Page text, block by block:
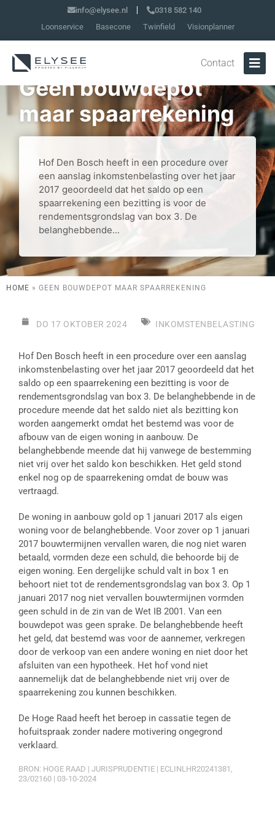
info@elysee.nl
0318 582 140
Loonservice
Basecone Twinfield Visionplanner
Contact
Geen bouwdepot
maar spaarrekening
Hof Den Bosch heeft in een procedure over
een aanslag inkomstenbelasting over het jaar
2017 geoordeeld dat het saldo op een
spaarrekening een bezitting is voor de
rendementsgrondslag van box 3. De
belanghebbende...
HOME » GEEN BOUWDEPOT MAAR SPAARREKENING
DO 17 OKTOBER 2024 INKOMSTENBELASTING
Hof Den Bosch heeft in een procedure over een aanslag
inkomstenbelasting over het jaar 2017 geoordeeld dat het
saldo op een spaarrekening een bezitting is voor de
rendementsgrondslag van box 3. De belanghebbende in de
procedure meende dat het saldo niet als bezitting kon
worden aangemerkt omdat het bestemd was voor de
afbouw van de eigen woning in aanbouw. De
belanghebbende meende dat hij vanwege de bestemming
niet vrij over het saldo kon beschikken. Het geld stond
enkel nog op de spaarrekening omdat de bouw was
vertraagd.
De woning in aanbouw gold op 1 januari 2017 als eigen
woning voor de belanghebbende. Voor zover op 1 januari
2017 bouwtermijnen vervallen waren, die nog niet waren
betaald, vormden deze een schuld, die behoorde bij de
eigen woning. Een dergelijke schuld valt in box 1 en
behoort niet tot de rendementsgrondslag van box 3. Op 1
januari 2017 nog niet vervallen bouwtermijnen vormden
geen schuld in de zin van de Wet IB 2001. Van een
bouwdepot was geen sprake. De belanghebbende heeft
het geld, dat bestemd was voor de aannemer, verkregen
door de verkoop van een andere woning en niet door het
afsluiten van een hypotheek. Het hof vond niet
aannemelijk dat de belanghebbende niet vrij over de
spaarrekening zou kunnen beschikken.
De Hoge Raad heeft het beroep in cassatie tegen de
hofuitspraak zonder nadere motivering ongegrond
verklaard.
BRON: HOGE RAAD | JURISPRUDENTIE | ECLINLHR20241381,
23/02160 | 03-10-2024